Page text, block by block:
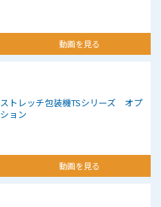
動画を見る
ストレッチ包装機TSシリーズ オプ
ション
動画を見る